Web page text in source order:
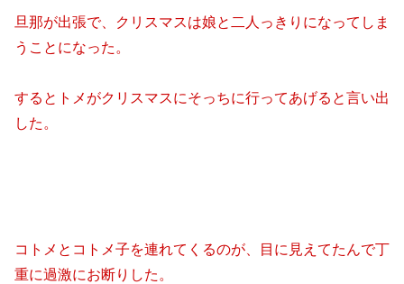
旦那が出張で、クリスマスは娘と二人っきりになってしま
うことになった。
するとトメがクリスマスにそっちに行ってあげると言い出
した。
コトメとコトメ子を連れてくるのが、目に見えてたんで丁
重に過激にお断りした。